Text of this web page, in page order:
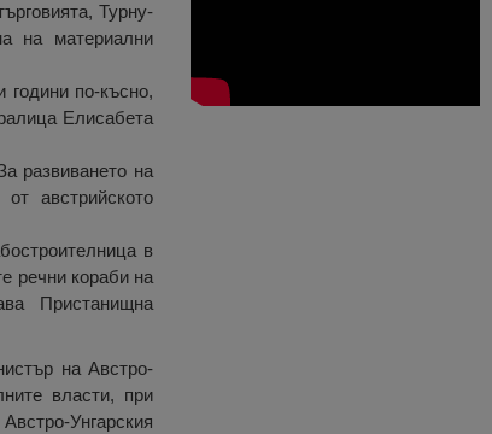
Турну-
на материални
по-късно,
Елисабета
​​развиването на
австрийското
в
речни кораби на
Пристанищна
на Австро-
власти, при
Унгарския